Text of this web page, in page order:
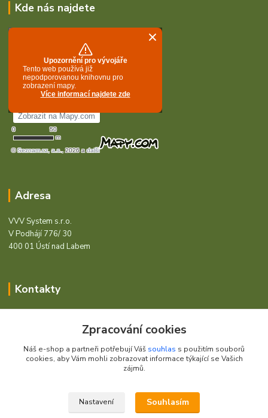
Kde nás najdete
Adresa
VVV System s.r.o.
V Podhájí 776/ 30
400 01 Ústí nad Labem
Kontakty
+420 472744350
Po - Pá 8:00 - 15:00
Zpracování cookies
Náš e-shop a partneři potřebují Váš souhlas s použitím souborů
cookies, aby Vám mohli zobrazovat informace týkající se Vašich
zájmů.
Nastavení Souhlasím